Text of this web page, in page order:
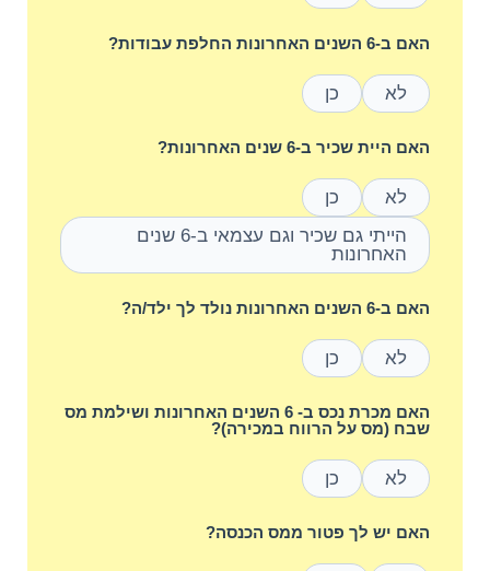
האם ב-6 השנים האחרונות החלפת עבודות?
לא כן
האם היית שכיר ב-6 שנים האחרונות?
לא
כן
הייתי גם שכיר וגם עצמאי ב-6 שנים
האחרונות
האם ב-6 השנים האחרונות נולד לך ילד/ה?
לא כן
האם מכרת נכס ב- 6 השנים האחרונות ושילמת מס
שבח (מס על הרווח במכירה)?
לא כן
האם יש לך פטור ממס הכנסה?